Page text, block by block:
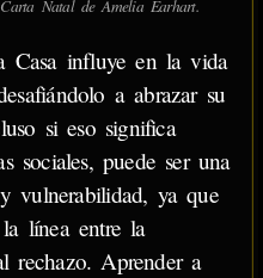
Natal de Amelia Earhart.
Casa influye en la vida
a abrazar su
si eso significa
sociales, puede ser una
vulnerabilidad, ya que
la línea entre la
rechazo. Aprender a